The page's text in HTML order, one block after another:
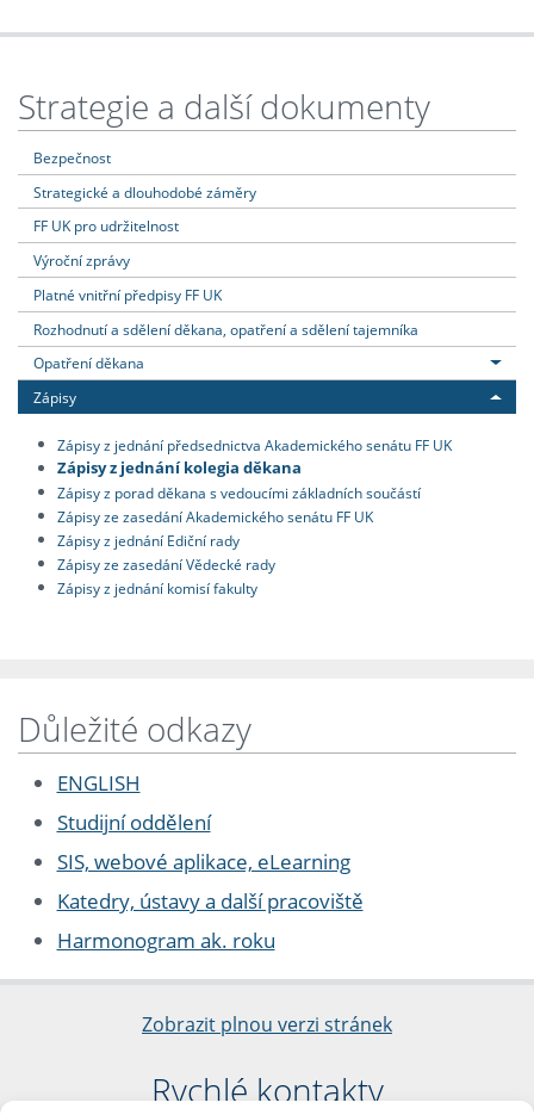
Strategie a další dokumenty
Bezpečnost
Strategické a dlouhodobé záměry
FF UK pro udržitelnost
Výroční zprávy
Platné vnitřní předpisy FF UK
Rozhodnutí a sdělení děkana, opatření a sdělení tajemníka
Opatření děkana
Zápisy
Zápisy z jednání předsednictva Akademického senátu FF UK
Zápisy z jednání kolegia děkana
Zápisy z porad děkana s vedoucími základních součástí
Zápisy ze zasedání Akademického senátu FF UK
Zápisy z jednání Ediční rady
Zápisy ze zasedání Vědecké rady
Zápisy z jednání komisí fakulty
Důležité odkazy
ENGLISH
Studijní oddělení
SIS, webové aplikace, eLearning
Katedry, ústavy a další pracoviště
Harmonogram ak. roku
Zobrazit plnou verzi stránek
Rychlé kontakty